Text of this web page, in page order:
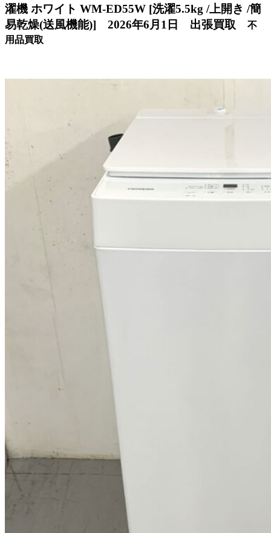
濯機 ホワイト WM-ED55W [洗濯5.5kg /上開き /簡
易乾燥(送風機能)] 2026年6月1日 出張買取
不
用品買取